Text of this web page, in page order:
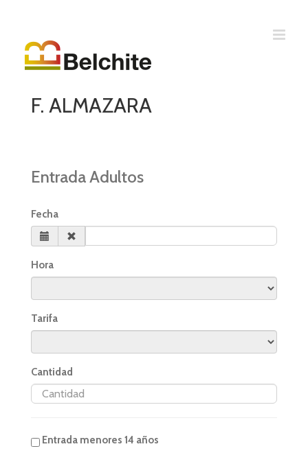
F. ALMAZARA
Entrada Adultos
Fecha
Hora
Tarifa
Cantidad
Entrada menores 14 años